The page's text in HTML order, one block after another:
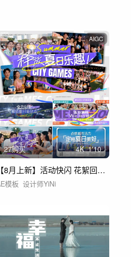
AIGC
27购买 4K 1'10
【8月上新】活动快闪 花絮回顾（59）
模板 设计师YiNi